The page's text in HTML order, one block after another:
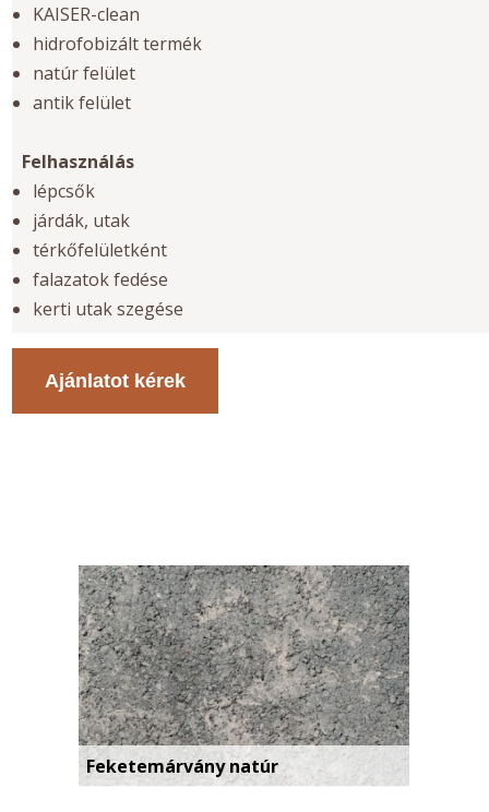
KAISER-clean
hidrofobizált termék
natúr felület
antik felület
Felhasználás
lépcsők
járdák, utak
térkőfelületként
falazatok fedése
kerti utak szegése
Ajánlatot kérek
Feketemárvány natúr